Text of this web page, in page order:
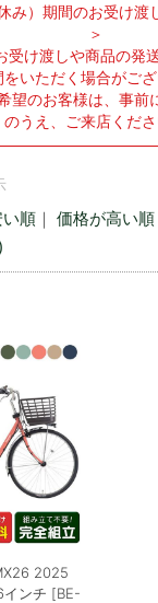
み）期間のお受け渡
＞
受け渡しや商品の発
いただく場合がござ
望のお客様は、事前
のうえ、ご来店くださ
順 ｜ 価格が高い順
2025
インチ [BE-